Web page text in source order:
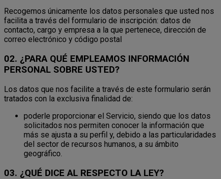
Recogemos únicamente los datos personales que usted nos
facilita a través del formulario de inscripción: datos de
contacto, cargo y empresa a la que pertenece, dirección de
correo electrónico y código postal
02. ¿PARA QUÉ EMPLEAMOS INFORMACIÓN
PERSONAL SOBRE USTED?
Los datos que nos facilite a través de este formulario serán
tratados con la exclusiva finalidad de:
poderle proporcionar el Servicio, siendo que los datos
solicitados nos permiten conocer la información que
más se ajusta a su perfil y, debido a las particularidades
del sector de recursos humanos, a su ámbito
geográfico.
03. ¿QUÉ DICE AL RESPECTO LA LEY?